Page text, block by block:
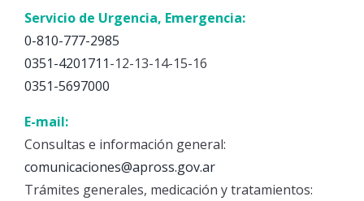
Servicio de Urgencia, Emergencia:
0-810-777-2985
0351-4201711-12-13-14-15-16
0351-5697000
E-mail:
Consultas e información general:
comunicaciones@apross.gov.ar
Trámites generales, medicación y tratamientos: